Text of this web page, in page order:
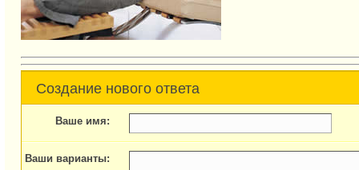
Создание нового ответа
Ваше имя:
Ваши варианты: